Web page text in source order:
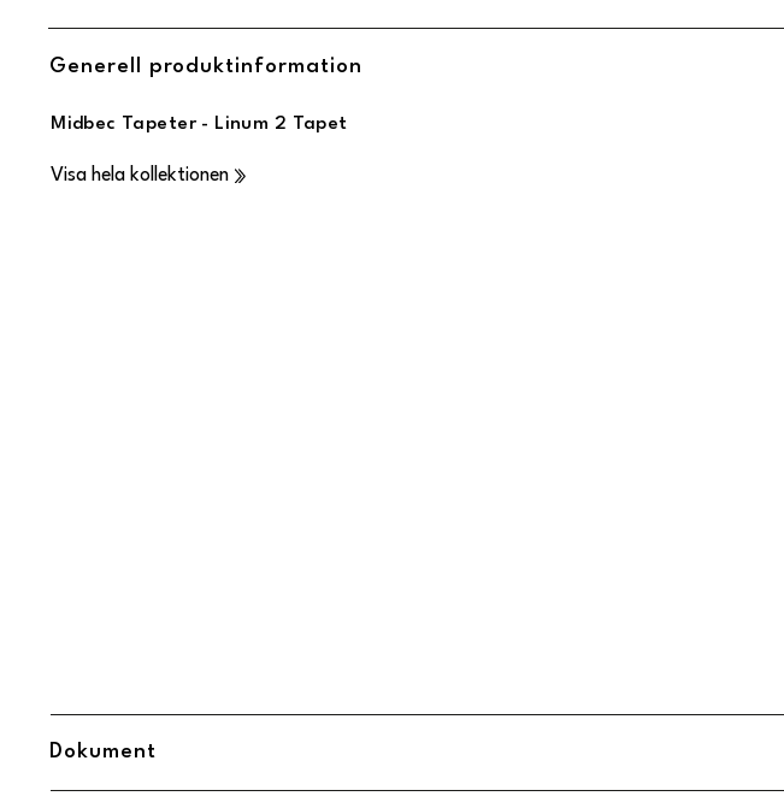
Generell produktinformation
Midbec Tapeter - Linum 2 Tapet
Visa hela kollektionen
Dokument